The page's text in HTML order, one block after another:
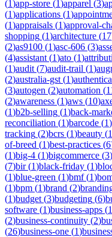
(1)app-store (1)apparel (3)
(1)applications (1)
(1)appraisals (1)approval-
shopping (1)architecture (17
(2)as9100 (1)asc-606 (3)
(4)assistant (1)ato (1)
(1)audit (7)audit-trail (1)
(2)australia-gst (1)
(3)autogen (2)automation (
(2)awareness (1)aws (10)
(1)b2b-selling (1)back-
reconciliation (1)barcode (1)
tracking (2)bcrs (1)beauty (1
of-breed (1)best-practices (6
(1)big-4 (1)bigcommerce (3)
(7)bir(1)black-friday (1)
(1)blue-green (1)bmf(1)
(1)bpm (1)brand (2)
(1)budget (3)budgeting (6)
software (1)business-apps (1
(2)business-continuity (2)
(26)business-one (1)